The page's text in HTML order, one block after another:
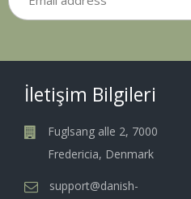
İletişim Bilgileri
Fuglsang alle 2, 7000
Fredericia, Denmark
support@danish-